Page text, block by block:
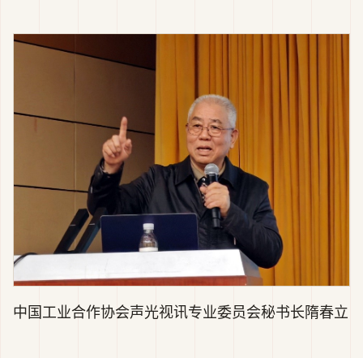
中国工业合作协会声光视讯专业委员会秘书长隋春立